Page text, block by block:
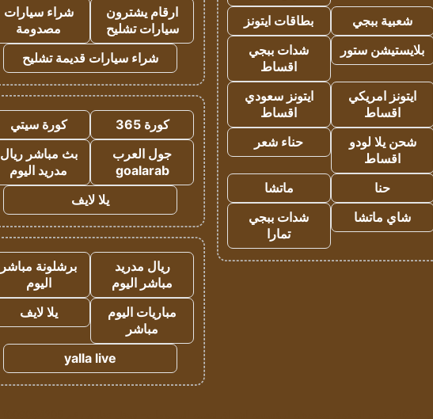
شعبية ببجي
بطاقات ايتونز
بلايستيشن ستور
شدات ببجي
اقساط
ايتونز امريكي
اقساط
ايتونز سعودي
اقساط
شحن يلا لودو
اقساط
حناء شعر
حنا
ماتشا
شاي ماتشا
شدات ببجي
تمارا
ارقام يشترون
سيارات تشليح
شراء سيارات
مصدومة
شراء سيارات قديمة تشليح
كورة 365
كورة سيتي
جول العرب
goalarab
بث مباشر ريال
مدريد اليوم
يلا لايف
ريال مدريد
مباشر اليوم
برشلونة مباشر
اليوم
مباريات اليوم
مباشر
يلا لايف
yalla live